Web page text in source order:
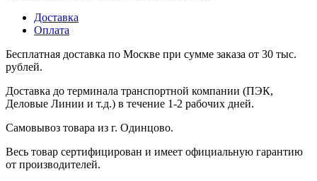
Доставка
Оплата
Бесплатная доставка по Москве при сумме заказа от 30 тыс.
рублей.
Доставка до терминала транспортной компании (ПЭК,
Деловые Линии и т.д.) в течение 1-2 рабочих дней.
Самовывоз товара из г. Одинцово.
Весь товар сертифицирован и имеет официальную гарантию
от производителей.